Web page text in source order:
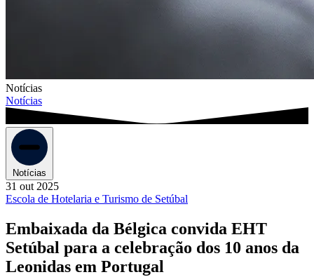
Notícias
Notícias
Notícias
31 out 2025
Escola de Hotelaria e Turismo de Setúbal
Embaixada da Bélgica convida EHT
Setúbal para a celebração dos 10 anos da
Leonidas em Portugal